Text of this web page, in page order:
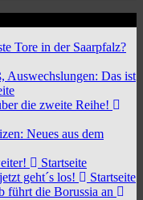
Tore in der Saarpfalz?
Auswechslungen: Das ist
die zweite Reihe!
Neues aus dem
Startseite
geht´s los!
Startseite
führt die Borussia an